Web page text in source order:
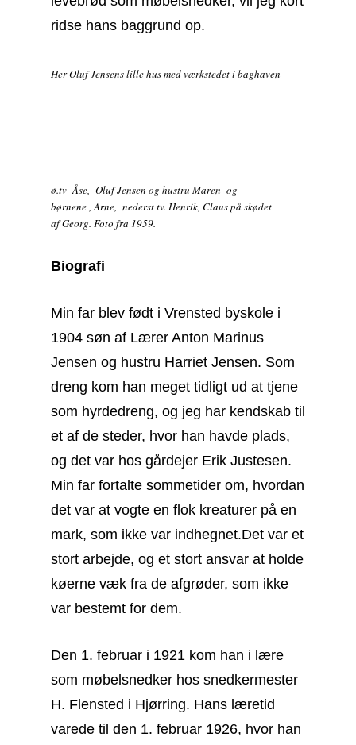
ridse hans baggrund op.
Her Oluf Jensens lille hus med værkstedet i baghaven
ø.tv Åse, Oluf Jensen og hustru Maren og
børnene , Arne, nederst tv. Henrik, Claus på skødet
af Georg. Foto fra 1959.
Biografi
Min far blev født i Vrensted byskole i
1904 søn af Lærer Anton Marinus
Jensen og hustru Harriet Jensen. Som
dreng kom han meget tidligt ud at tjene
som hyrdedreng, og jeg har kendskab til
et af de steder, hvor han havde plads,
og det var hos gårdejer Erik Justesen.
Min far fortalte sommetider om, hvordan
det var at vogte en flok kreaturer på en
mark, som ikke var indhegnet.Det var et
stort arbejde, og et stort ansvar at holde
køerne væk fra de afgrøder, som ikke
var bestemt for dem.
Den 1. februar i 1921 kom han i lære
som møbelsnedker hos snedkermester
H. Flensted i Hjørring. Hans læretid
varede til den 1. februar 1926, hvor han